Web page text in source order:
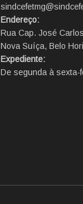
Endereço:
Rua Cap. José
Nova Suíça, Belo
Expediente:
De segunda à sexta-